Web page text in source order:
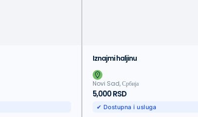
Iznajmi haljinu
Novi Sad, Србија
5,000 RSD
✔ Dostupna i usluga